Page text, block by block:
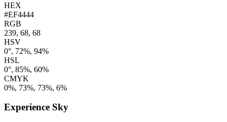
HEX
#EF4444
RGB
239, 68, 68
HSV
0°, 72%, 94%
HSL
0°, 85%, 60%
CMYK
0%, 73%, 73%, 6%
Experience Sky